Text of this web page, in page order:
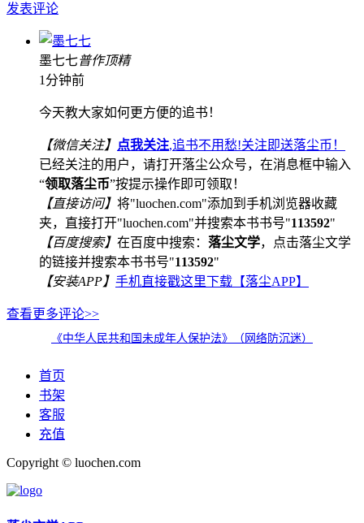
发表评论
墨七七普作顶精
1分钟前
今天教大家如何更方便的追书！
【微信关注】 点我关注,追书不用愁!关注即送落尘币！
已经关注的用户，请打开落尘公众号，在消息框中输入
“领取落尘币”按提示操作即可领取！
【直接访问】 将"luochen.com"添加到手机浏览器收藏
夹，直接打开"luochen.com"并搜索本书书号"113592"
【百度搜索】 在百度中搜索： 落尘文学，点击落尘文学
的链接并搜索本书书号"113592"
【安装APP】 手机直接戳这里下载【落尘APP】
查看更多评论>>
《中华人民共和国未成年人保护法》（网络防沉迷）
首页
书架
客服
充值
Copyright © luochen.com